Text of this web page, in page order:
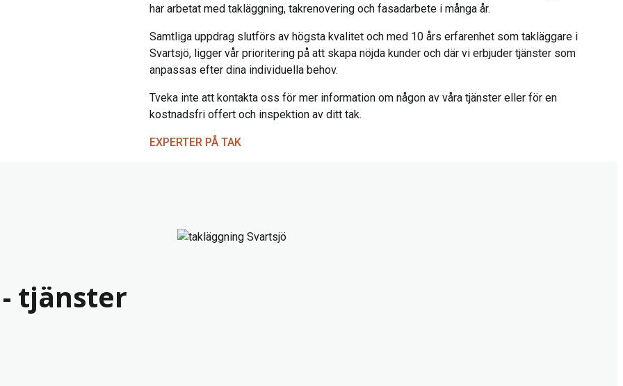
har arbetat med takläggning, takrenovering och fasadarbete i många år.
Samtliga uppdrag slutförs av högsta kvalitet och med 10 års erfarenhet som takläggare i
Svartsjö, ligger vår prioritering på att skapa nöjda kunder och där vi erbjuder tjänster som
anpassas efter dina individuella behov.
Tveka inte att kontakta oss för mer information om någon av våra tjänster eller för en
kostnadsfri offert och inspektion av ditt tak.
EXPERTER PÅ TAK
tjänster